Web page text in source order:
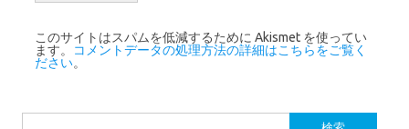
このサイトはスパムを低減するために Akismet を使ってい
ます。
コメントデータの処理方法の詳細はこちらをご覧く
ださい。